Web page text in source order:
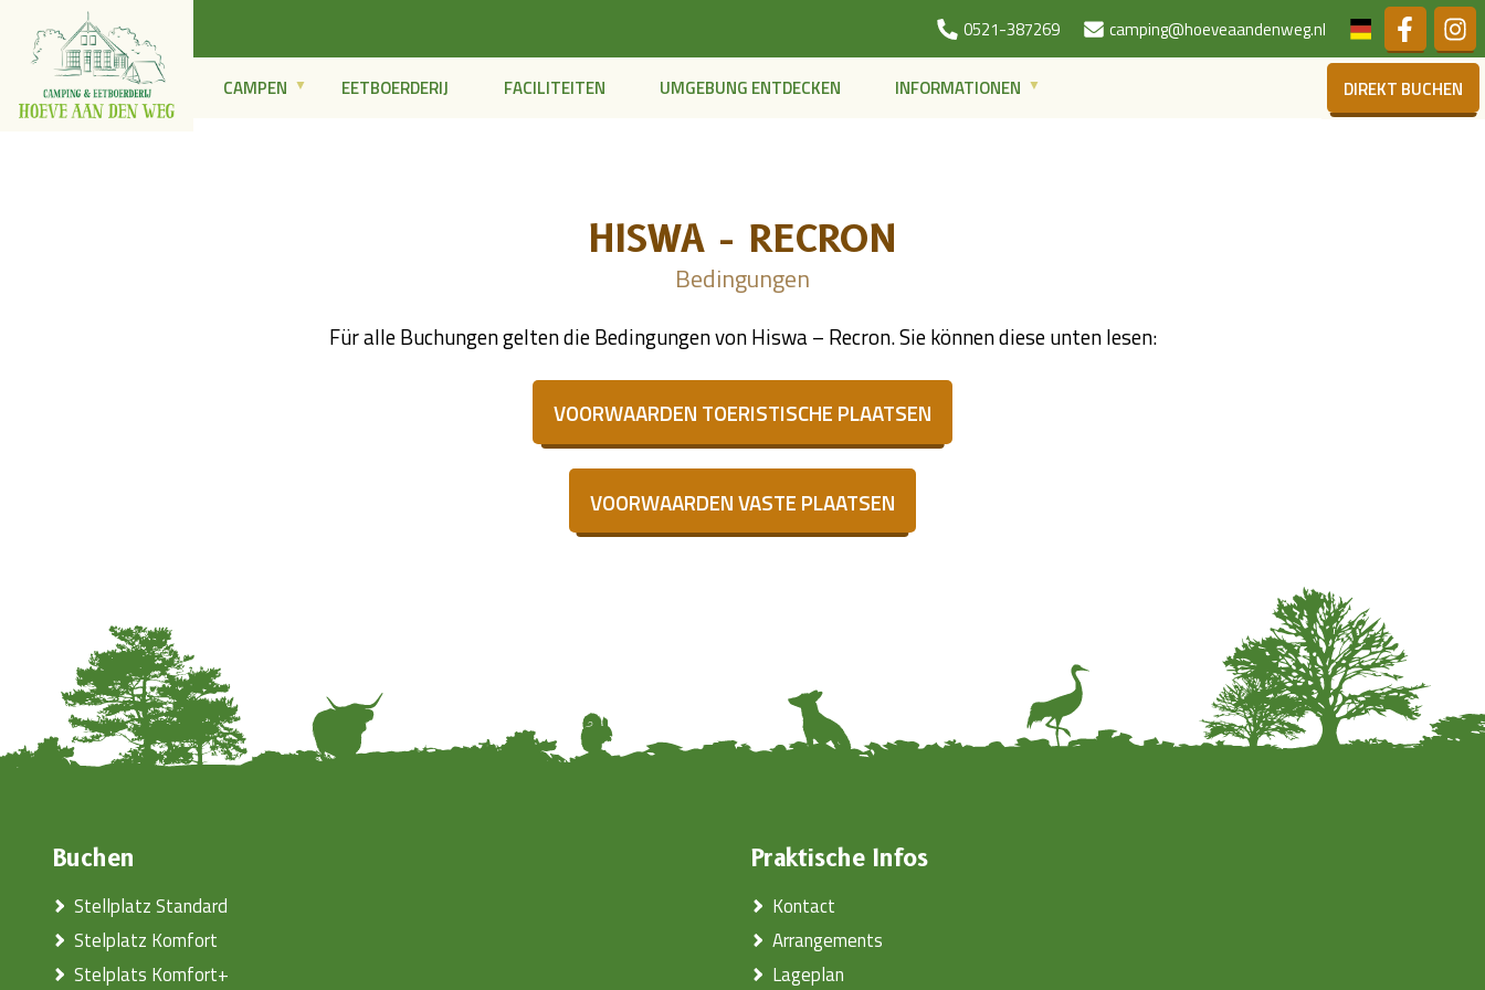
0521-387269 camping@hoeveaandenweg.nl
CAMPEN EETBOERDERIJ FACILITEITEN UMGEBUNG ENTDECKEN INFORMATIONEN DIREKT BUCHEN
Home Informationen Hiswa - Recron
HISWA - RECRON
Bedingungen
Für alle Buchungen gelten die Bedingungen von Hiswa – Recron. Sie können diese unten lesen:
VOORWAARDEN TOERISTISCHE PLAATSEN
VOORWAARDEN VASTE PLAATSEN
Buchen
Stellplatz Standard
Stelplatz Komfort
Stelplats Komfort+
Praktische Infos
Kontact
Arrangements
Lageplan